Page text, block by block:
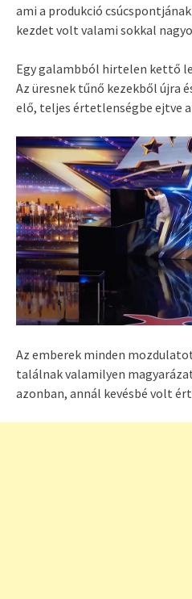
ami a produkció
kezdet volt valami sokkal
Egy galambból hirtelen kettő
Az üresnek tűnő kezekből újra
elő, teljes értetlenségbe ejtve
Az emberek minden
találnak valamilyen
azonban, annál kevésbé volt